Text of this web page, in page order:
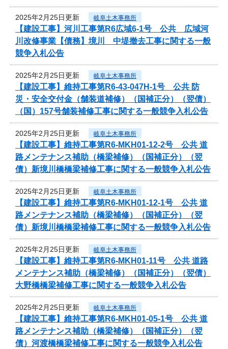
2025年2月25日更新 岐阜土木事務所
【建設工事】河川工事第R6広域6-1号 公共 広域河
川改修事業【債務】境川 中堤撤去工事に関する一般
競争入札公告
2025年2月25日更新 岐阜土木事務所
【建設工事】維持工事第R6-43-047H-1号 公共 防
災・安全交付金（舗装道補修）（国補正分）（翌債）
（国）157号舗装補修工事に関する一般競争入札公告
2025年2月25日更新 岐阜土木事務所
【建設工事】維持工事第R6-MKH01-12-2号 公共 道
路メンテナンス補助（橋梁補修）（国補正分）（翌
債）新境川橋橋梁補修工事に関する一般競争入札公告
2025年2月25日更新 岐阜土木事務所
【建設工事】維持工事第R6-MKH01-12-1号 公共 道
路メンテナンス補助（橋梁補修）（国補正分）（翌
債）新境川橋橋梁補修工事に関する一般競争入札公告
2025年2月25日更新 岐阜土木事務所
【建設工事】維持工事第R6-MKH01-11号 公共 道路
メンテナンス補助（橋梁補修）（国補正分）（翌債）
大野橋橋梁補修工事に関する一般競争入札公告
2025年2月25日更新 岐阜土木事務所
【建設工事】維持工事第R6-MKH01-05-1号 公共 道
路メンテナンス補助（橋梁補修）（国補正分）（翌
債）河渡橋橋梁補修工事に関する一般競争入札公告